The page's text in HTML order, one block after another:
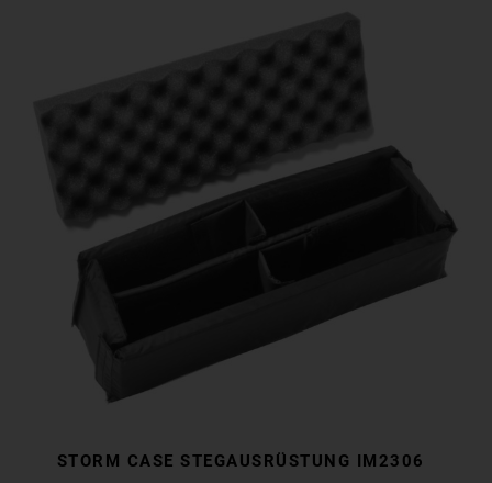
STORM CASE STEGAUSRÜSTUNG IM2306